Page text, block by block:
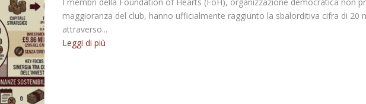
maggioranza del club, hanno ufficialmente raggiunto la sbalorditiva cifra di 20
attraverso...
Leggi di più